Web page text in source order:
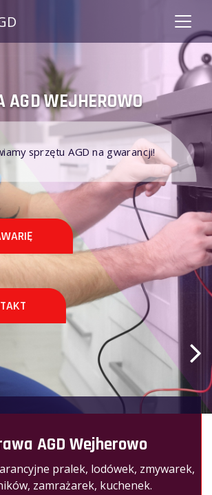
WEJHEROWO
sprzętu AGD na gwarancji!
AGD Wejherowo
pralek, lodówek, zmywarek,
zamrażarek, kuchenek.